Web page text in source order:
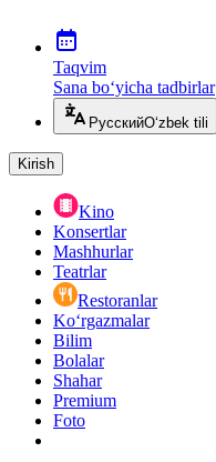
Taqvim
Sana bo‘yicha tadbirlar
РусскийO‘zbek tili
Kirish
Kino
Konsertlar
Mashhurlar
Teatrlar
Restoranlar
Ko‘rgazmalar
Bilim
Bolalar
Shahar
Premium
Foto